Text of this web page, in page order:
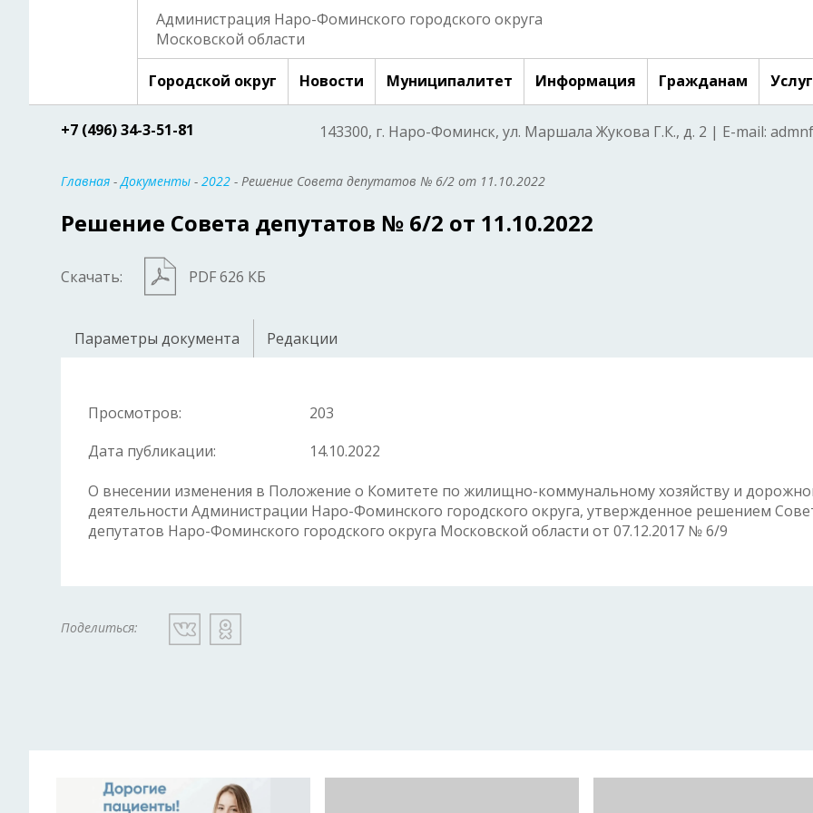
Администрация Наро-Фоминского городского округа
Московской области
Городской округ Новости Муниципалитет Информация Гражданам
+7 (496) 34-3-51-81 143300, г. Наро-Фоминск, ул. Маршала Жукова Г.К., д. 2 | E-mail:
Главная -Документы - 2022 - Решение Совета депутатов № 6/2 от 11.10.2022
Решение Совета депутатов № 6/2 от 11.10.2022
Скачать: PDF 626 КБ
Параметры документа Редакции
Просмотров:
203
Дата публикации:
14.10.2022
О внесении изменения в Положение о Комитете по жилищно-коммунальному хозяйству и
деятельности Администрации Наро-Фоминского городского округа, утвержденное решением
депутатов Наро-Фоминского городского округа Московской области от 07.12.2017 № 6/9
Поделиться: